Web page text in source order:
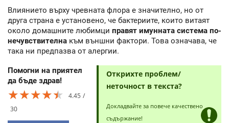
Влиянието върху чревната флора е значително, но от
друга страна е установено, че бактериите, които витаят
около домашните любимци правят имунната система по-
нечувствителна към външни фактори. Това означава, че
така ни предпазва от алергии.
Помогни на приятел
да бъде здрав!
★★★★★
★★★★★
★★★★★
4.45
30
Открихте проблем/
неточност в текста?
Докладвайте за повече качествено
съдържание!